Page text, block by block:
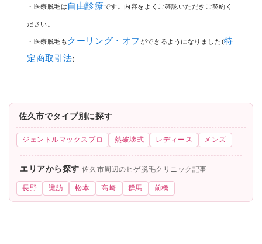
・医療脱毛は 自由診療です。内容をよくご確認いただきご契約く
ださい。
・医療脱毛も クーリング・オフ ができるようになりました(特
定商取引法)
佐久市でタイプ別に探す
ジェントルマックスプロ 熱破壊式 レディース メンズ
エリアから探す佐久市周辺のヒゲ脱毛クリニック記事
長野 諏訪 松本 高崎 群馬 前橋